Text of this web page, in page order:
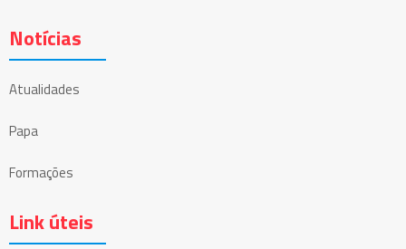
Notícias
Atualidades
Papa
Formações
Link úteis